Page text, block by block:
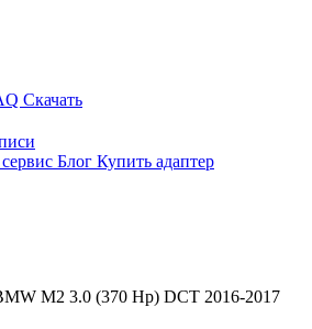
Скачать
Блог Купить адаптер
M2 3.0 (370 Hp) DCT 2016-2017